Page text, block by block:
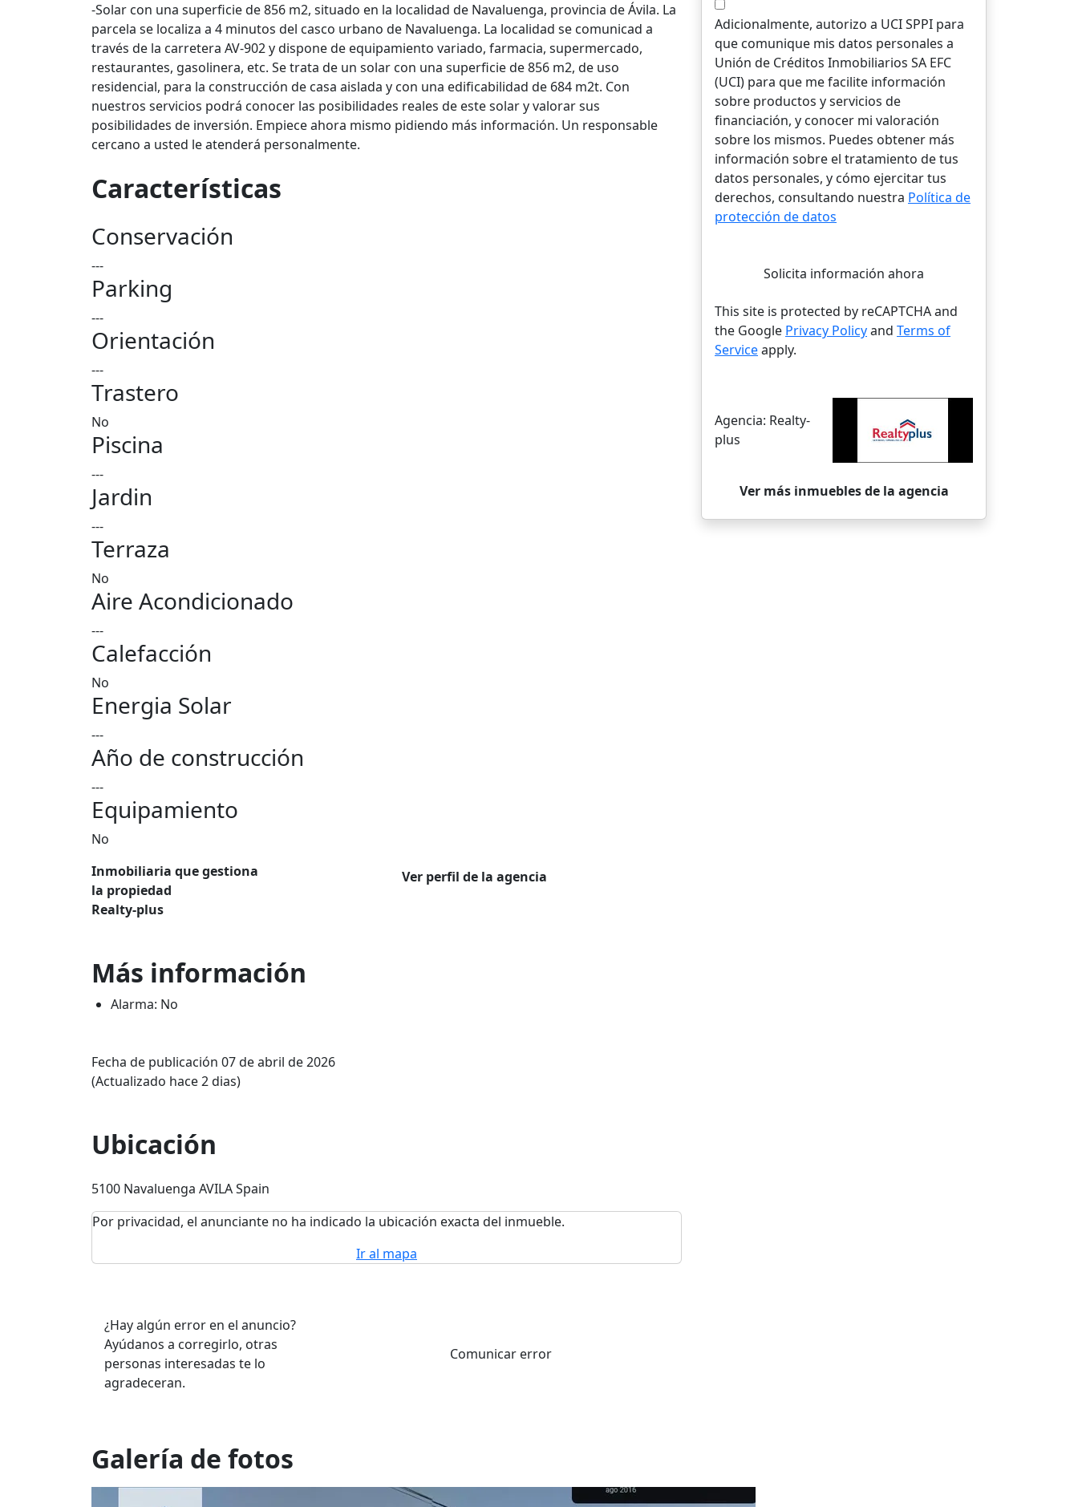
-Solar con una superficie de 856 m2, situado en la localidad de Navaluenga, provincia de Ávila. La
parcela se localiza a 4 minutos del casco urbano de Navaluenga. La localidad se comunicad a
través de la carretera AV-902 y dispone de equipamiento variado, farmacia, supermercado,
restaurantes, gasolinera, etc. Se trata de un solar con una superficie de 856 m2, de uso
residencial, para la construcción de casa aislada y con una edificabilidad de 684 m2t. Con
nuestros servicios podrá conocer las posibilidades reales de este solar y valorar sus
posibilidades de inversión. Empiece ahora mismo pidiendo más información. Un responsable
cercano a usted le atenderá personalmente.
Características
Conservación
---
Parking
---
Orientación
---
Trastero
No
Piscina
---
Jardin
---
Terraza
No
Aire Acondicionado
---
Calefacción
No
Energia Solar
---
Año de construcción
---
Equipamiento
No
Inmobiliaria que gestiona
la propiedad
Realty-plus
Ver perfil de la agencia
Más información
Alarma: No
Fecha de publicación 07 de abril de 2026
(Actualizado hace 2 dias)
Ubicación
5100 Navaluenga AVILA Spain
Por privacidad, el anunciante no ha indicado la ubicación exacta del inmueble.
Ir al mapa
¿Hay algún error en el anuncio?
Ayúdanos a corregirlo, otras
personas interesadas te lo
agradeceran.
Comunicar error
Galería de fotos
Adicionalmente, autorizo a UCI SPPI para
que comunique mis datos personales a
Unión de Créditos Inmobiliarios SA EFC
(UCI) para que me facilite información
sobre productos y servicios de
financiación, y conocer mi valoración
sobre los mismos. Puedes obtener más
información sobre el tratamiento de tus
datos personales, y cómo ejercitar tus
derechos, consultando nuestra Política de
protección de datos
Solicita información ahora
This site is protected by reCAPTCHA and
the Google Privacy Policyand Terms of
Serviceapply.
Agencia: Realty-
plus
Ver más inmuebles de la agencia